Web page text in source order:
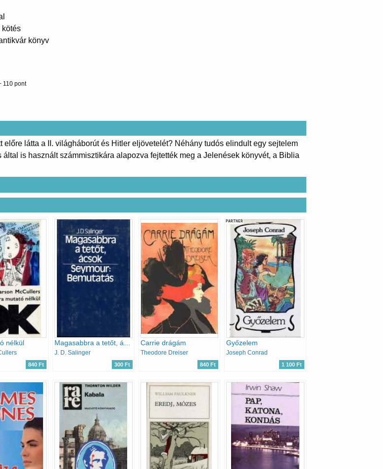
kötés
könyv
110
látta a II. világháborút és Hitler eljövetelét? Néhány tudós elindult egy sejtelem
is használt számmisztikára alapozva fejtették meg a Jelenések könyvét, a Biblia
nélkül
840 Ft
J. D. Salinger
300 Ft
Carrie drágám
Theodore Dreiser
840 Ft
PARTNER
Győzelem
Joseph Conrad
1 100 Ft